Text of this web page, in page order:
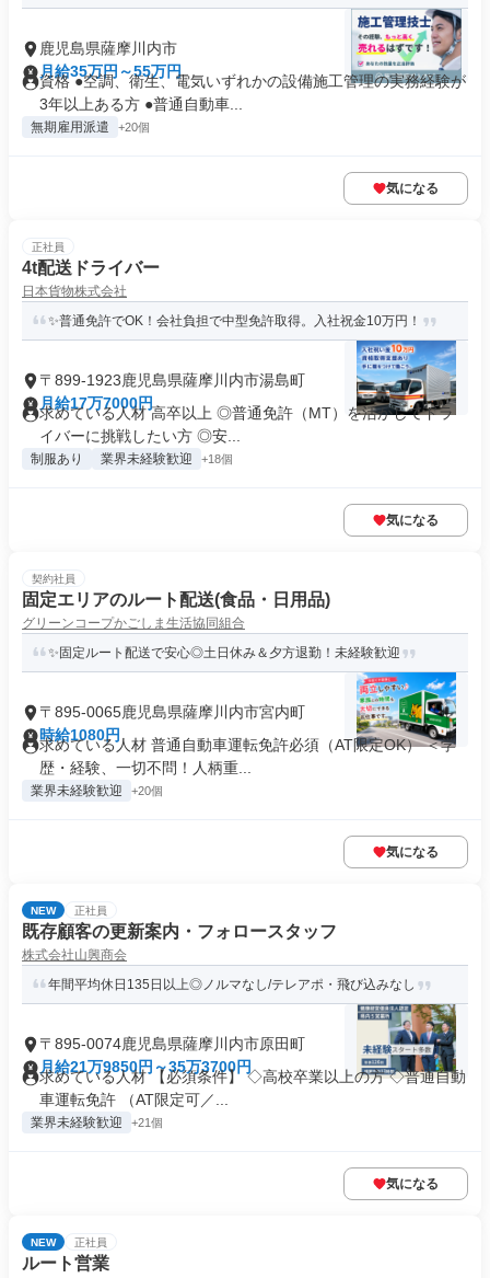
鹿児島県薩摩川内市
月給35万円～55万円
資格 ●空調、衛生、電気いずれかの設備施工管理の実務経験が
3年以上ある方 ●普通自動車...
無期雇用派遣 +20個
気になる
正社員
4t配送ドライバー
日本貨物株式会社
✨普通免許でOK！会社負担で中型免許取得。入社祝金10万円！
〒899-1923鹿児島県薩摩川内市湯島町
月給17万7000円
求めている人材 高卒以上 ◎普通免許（MT）を活かしてドラ
イバーに挑戦したい方 ◎安...
制服あり 業界未経験歓迎 +18個
気になる
契約社員
固定エリアのルート配送(食品・日用品)
グリーンコープかごしま生活協同組合
✨固定ルート配送で安心◎土日休み＆夕方退勤！未経験歓迎
〒895-0065鹿児島県薩摩川内市宮内町
時給1080円
求めている人材 普通自動車運転免許必須（AT限定OK） ＜学
歴・経験、一切不問！人柄重...
業界未経験歓迎 +20個
気になる
NEW 正社員
既存顧客の更新案内・フォロースタッフ
株式会社山興商会
年間平均休日135日以上◎ノルマなし/テレアポ・飛び込みなし
〒895-0074鹿児島県薩摩川内市原田町
月給21万9850円～35万3700円
求めている人材 【必須条件】 ◇高校卒業以上の方 ◇普通自動
車運転免許 （AT限定可／...
業界未経験歓迎 +21個
気になる
NEW 正社員
ルート営業